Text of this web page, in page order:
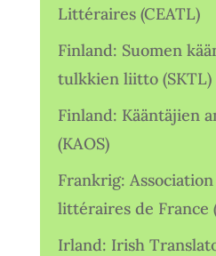
Littéraires (CEATL)
Finland: Suomen
tulkkien liitto (SKTL)
Finland: Kääntäjien
(KAOS)
Frankrig:
littéraires de France
Irland: Irish